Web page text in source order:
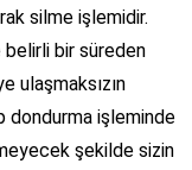
silme işlemidir.
belirli bir süreden
ulaşmaksızın
dondurma işleminde
şekilde sizin